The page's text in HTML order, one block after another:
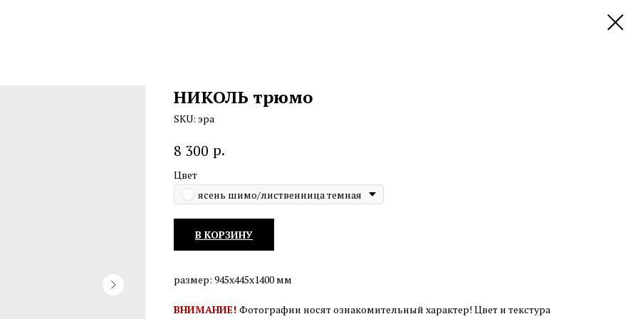
НИКОЛЬ трюмо
SKU: эра
8 300 р.
Цвет
ясень шимо/лиственница темная
В КОРЗИНУ
размер: 945х445х1400 мм
ВНИМАНИЕ! Фотографии носят ознакомительный характер! Цвет и текстура